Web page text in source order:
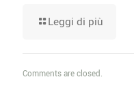
Leggi di più
Comments are closed.